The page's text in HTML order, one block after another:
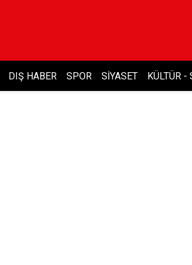
DIŞ HABER SPOR SIYASET KÜLTÜR -